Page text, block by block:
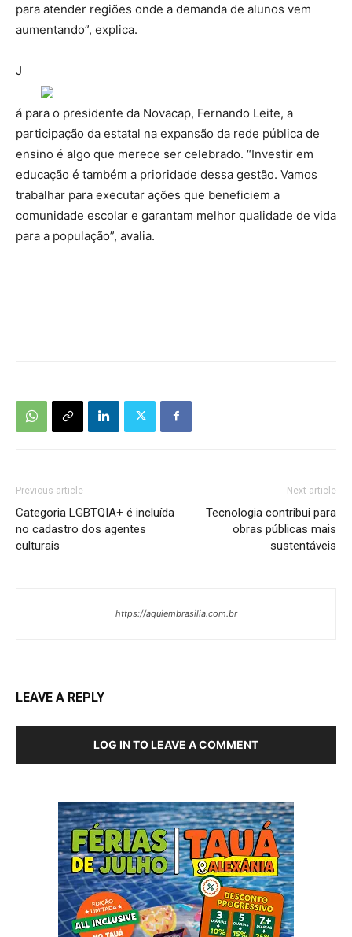
para atender regiões onde a demanda de alunos vem
aumentando”, explica.
J
á para o presidente da Novacap, Fernando Leite, a
participação da estatal na expansão da rede pública de
ensino é algo que merece ser celebrado. “Investir em
educação é também a prioridade dessa gestão. Vamos
trabalhar para executar ações que beneficiem a
comunidade escolar e garantam melhor qualidade de vida
para a população”, avalia.
Previous article
Categoria LGBTQIA+ é incluída
no cadastro dos agentes
culturais
Next article
Tecnologia contribui para
obras públicas mais
sustentáveis
https://aquiembrasilia.com.br
LEAVE A REPLY
LOG IN TO LEAVE A COMMENT